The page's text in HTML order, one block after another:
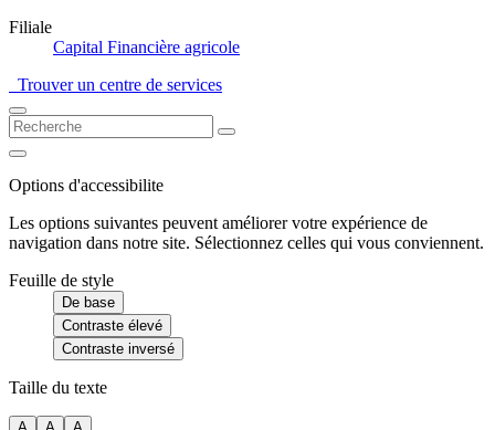
Filiale
Capital Financière agricole
Trouver un centre de services
Options d'accessibilite
Les options suivantes peuvent améliorer votre expérience de
navigation dans notre site. Sélectionnez celles qui vous conviennent.
Feuille de style
De base
Contraste élevé
Contraste inversé
Taille du texte